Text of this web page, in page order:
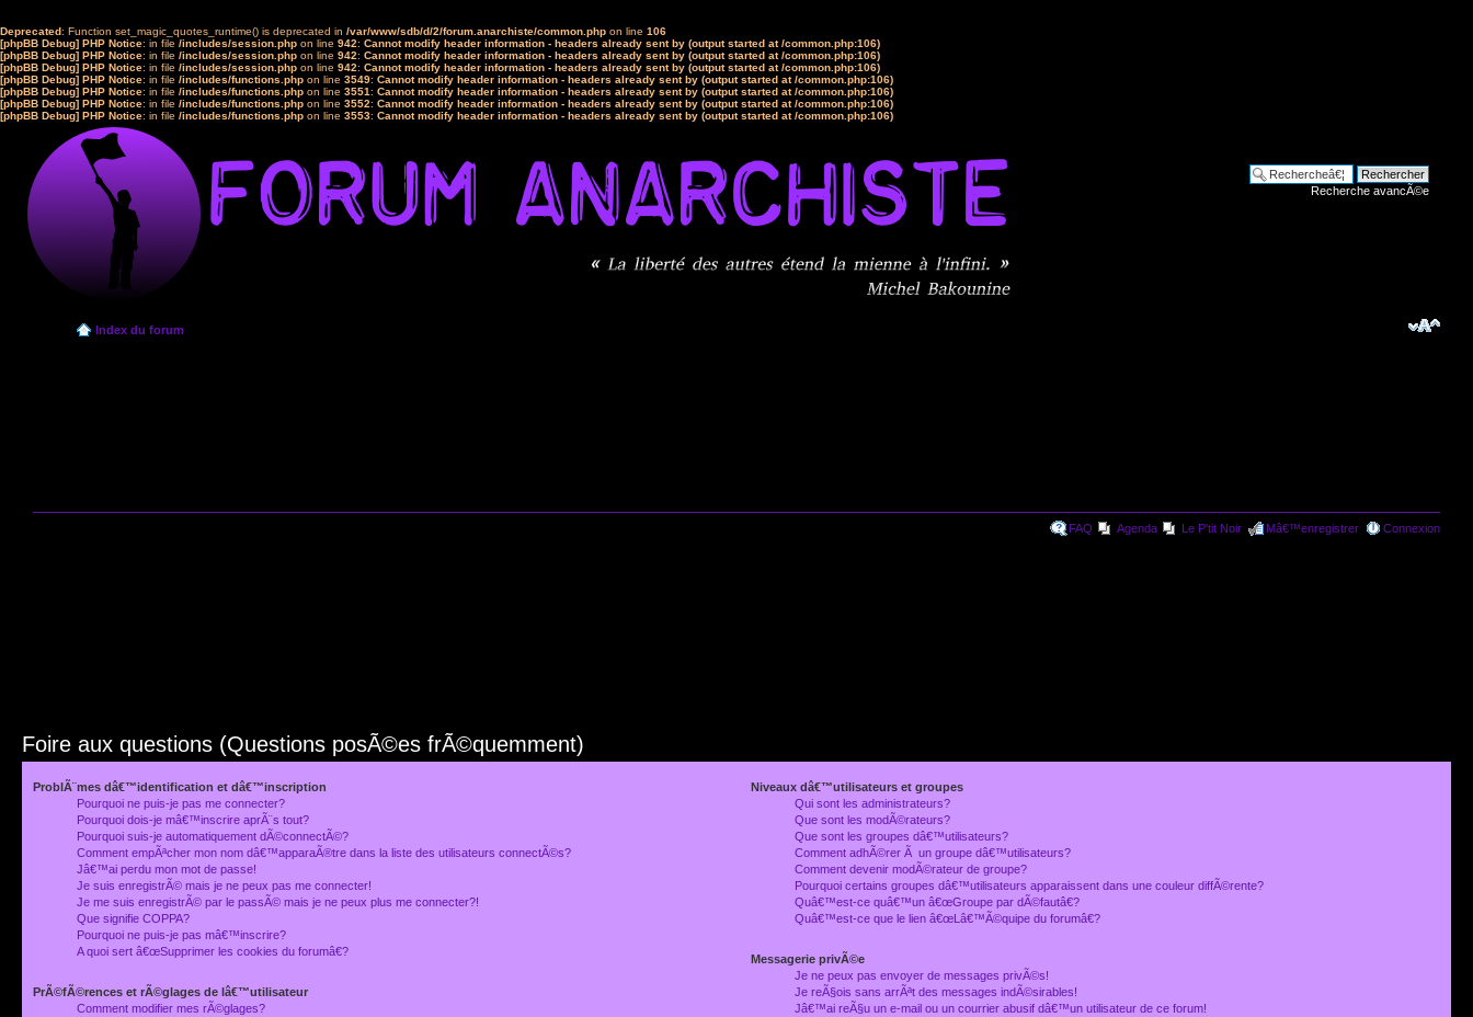
Deprecated: Function set_magic_quotes_runtime() is deprecated in /var/www/sdb/d/2/forum.anarchiste/common.php on line 106
[phpBB Debug] PHP Notice: in file /includes/session.php on line 942: Cannot modify header information - headers already sent by (output started at /common.php:106)
[phpBB Debug] PHP Notice: in file /includes/session.php on line 942: Cannot modify header information - headers already sent by (output started at /common.php:106)
[phpBB Debug] PHP Notice: in file /includes/session.php on line 942: Cannot modify header information - headers already sent by (output started at /common.php:106)
[phpBB Debug] PHP Notice: in file /includes/functions.php on line 3549: Cannot modify header information - headers already sent by (output started at /common.php:106)
[phpBB Debug] PHP Notice: in file /includes/functions.php on line 3551: Cannot modify header information - headers already sent by (output started at /common.php:106)
[phpBB Debug] PHP Notice: in file /includes/functions.php on line 3552: Cannot modify header information - headers already sent by (output started at /common.php:106)
[phpBB Debug] PHP Notice: in file /includes/functions.php on line 3553: Cannot modify header information - headers already sent by (output started at /common.php:106)
Recherche avancÃ©e
Index du forum
FAQ Agenda Le P'tit Noir Mâ€™enregistrer Connexion
Foire aux questions (Questions posÃ©es frÃ©quemment)
ProblÃ¨mes dâ€™identification et dâ€™inscription
Pourquoi ne puis-je pas me connecter?
Pourquoi dois-je mâ€™inscrire aprÃ¨s tout?
Pourquoi suis-je automatiquement dÃ©connectÃ©?
Comment empÃªcher mon nom dâ€™apparaÃ®tre dans la liste des utilisateurs connectÃ©s?
Jâ€™ai perdu mon mot de passe!
Je suis enregistrÃ© mais je ne peux pas me connecter!
Je me suis enregistrÃ© par le passÃ© mais je ne peux plus me connecter?!
Que signifie COPPA?
Pourquoi ne puis-je pas mâ€™inscrire?
A quoi sert â€œSupprimer les cookies du forumâ€?
PrÃ©fÃ©rences et rÃ©glages de lâ€™utilisateur
Comment modifier mes rÃ©glages?
Niveaux dâ€™utilisateurs et groupes
Qui sont les administrateurs?
Que sont les modÃ©rateurs?
Que sont les groupes dâ€™utilisateurs?
Comment adhÃ©rer Ã un groupe dâ€™utilisateurs?
Comment devenir modÃ©rateur de groupe?
Pourquoi certains groupes dâ€™utilisateurs apparaissent dans une couleur diffÃ©rente?
Quâ€™est-ce quâ€™un â€œGroupe par dÃ©fautâ€?
Quâ€™est-ce que le lien â€œLâ€™Ã©quipe du forumâ€?
Messagerie privÃ©e
Je ne peux pas envoyer de messages privÃ©s!
Je reÃ§ois sans arrÃªt des messages indÃ©sirables!
Jâ€™ai reÃ§u un e-mail ou un courrier abusif dâ€™un utilisateur de ce forum!